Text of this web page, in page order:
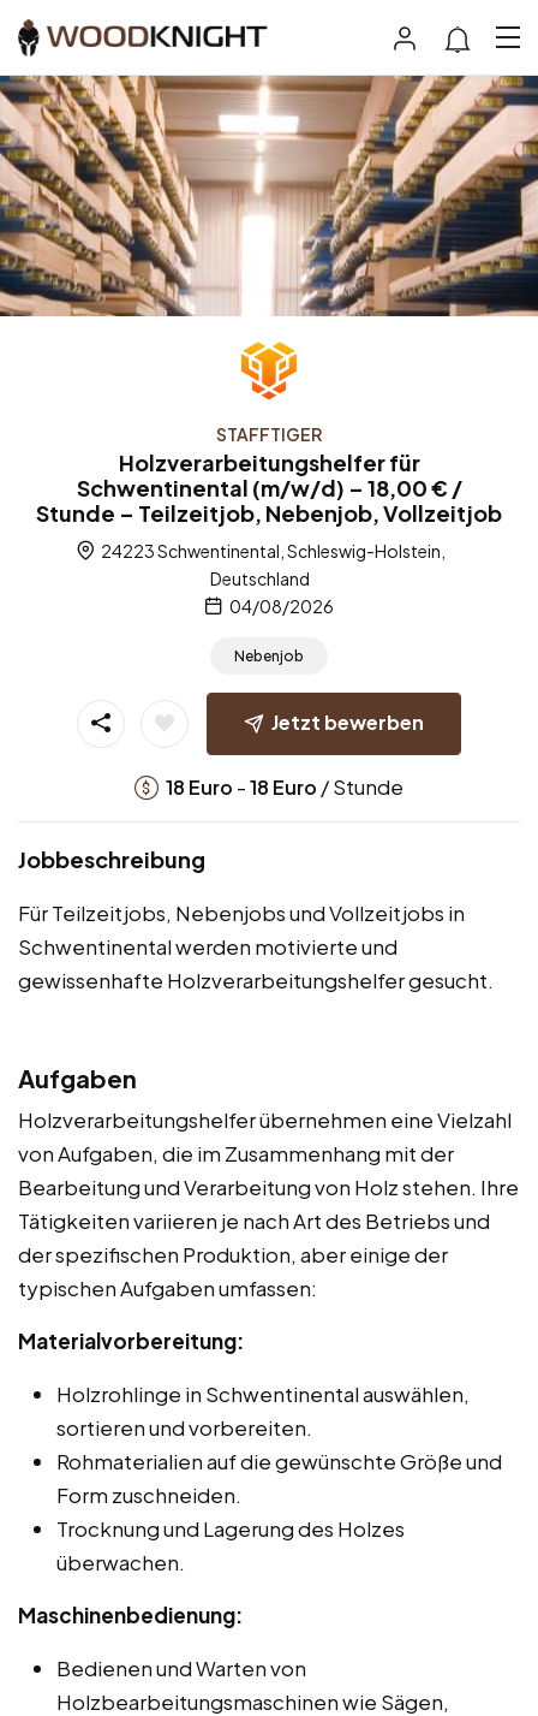
STAFFTIGER
Holzverarbeitungshelfer für
Schwentinental (m/w/d) – 18,00 € /
Stunde – Teilzeitjob, Nebenjob, Vollzeitjob
24223 Schwentinental, Schleswig-Holstein,
Deutschland
04/08/2026
Nebenjob
Jetzt bewerben
18 Euro -18 Euro / Stunde
Jobbeschreibung
Für Teilzeitjobs, Nebenjobs und Vollzeitjobs in
Schwentinental werden motivierte und
gewissenhafte Holzverarbeitungshelfer gesucht.
Aufgaben
Holzverarbeitungshelfer übernehmen eine Vielzahl
von Aufgaben, die im Zusammenhang mit der
Bearbeitung und Verarbeitung von Holz stehen. Ihre
Tätigkeiten variieren je nach Art des Betriebs und
der spezifischen Produktion, aber einige der
typischen Aufgaben umfassen:
Materialvorbereitung:
Holzrohlinge in Schwentinental auswählen,
sortieren und vorbereiten.
Rohmaterialien auf die gewünschte Größe und
Form zuschneiden.
Trocknung und Lagerung des Holzes
überwachen.
Maschinenbedienung:
Bedienen und Warten von
Holzbearbeitungsmaschinen wie Sägen,